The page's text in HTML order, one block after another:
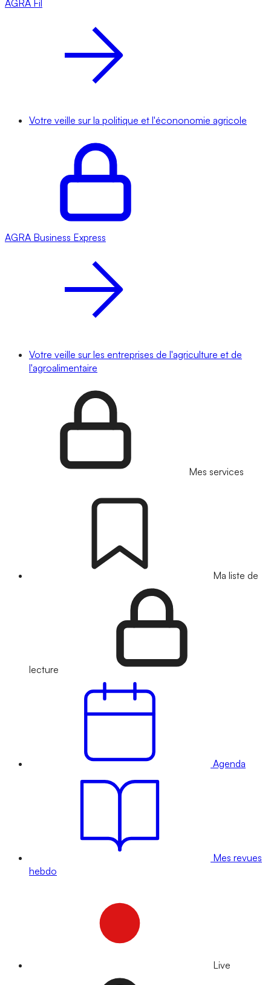
AGRA Fil
Votre veille sur la politique et l'écononomie agricole
AGRA Business Express
Votre veille sur les entreprises de l'agriculture et de
l'agroalimentaire
Mes services
Ma liste de
lecture
Agenda
Mes revues
hebdo
Live